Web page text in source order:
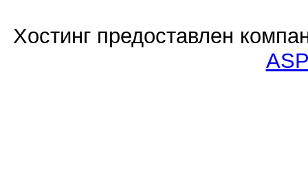
Хостинг предоставлен